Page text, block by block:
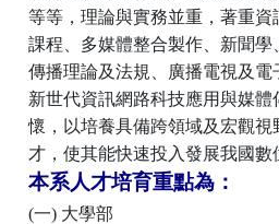
等等，理論與實務並重，著重
課程、多媒體整合製作、新聞學
傳播理論及法規、廣播電視及電
新世代資訊網路科技應用與媒體
懷，以培養具備跨領域及宏觀視
才，使其能快速投入發展我國數
本系人才培育重點為：
(一) 大學部